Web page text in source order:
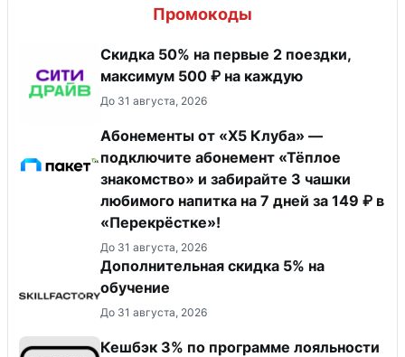
Промокоды
Скидка 50% на первые 2 поездки,
максимум 500 ₽ на каждую
До 31 августа, 2026
Абонементы от «Х5 Клуба» —
подключите абонемент «Тёплое
знакомство» и забирайте 3 чашки
любимого напитка на 7 дней за 149 ₽ в
«Перекрёстке»!
До 31 августа, 2026
Дополнительная скидка 5% на
обучение
До 31 августа, 2026
Кешбэк 3% по программе лояльности